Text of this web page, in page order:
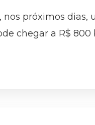
próximos dias,
chegar a R$ 800